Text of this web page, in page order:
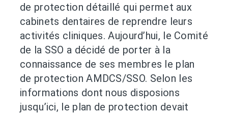
de protection détaillé qui permet aux
cabinets dentaires de reprendre leurs
activités cliniques. Aujourd’hui, le Comité
de la SSO a décidé de porter à la
connaissance de ses membres le plan
de protection AMDCS/SSO. Selon les
informations dont nous disposions
jusqu’ici, le plan de protection devait